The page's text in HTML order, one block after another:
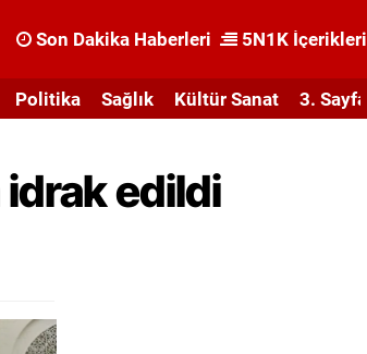
Son Dakika Haberleri 5N1K İçerikleri
Politika Sağlık Kültür Sanat 3. Sayfa
edildi